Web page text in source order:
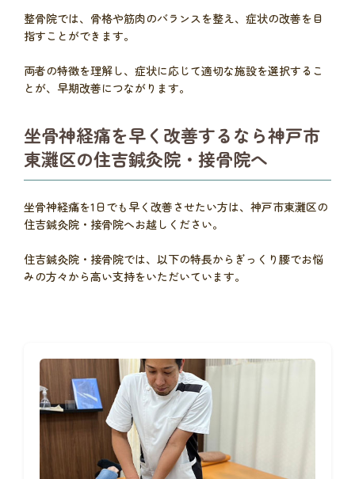
整骨院では、骨格や筋肉のバランスを整え、症状の改善を目
指すことができます。
両者の特徴を理解し、症状に応じて適切な施設を選択するこ
とが、早期改善につながります。
坐骨神経痛を早く改善するなら神戸市
東灘区の住吉鍼灸院・接骨院へ
坐骨神経痛を1日でも早く改善させたい方は、神戸市東灘区の
住吉鍼灸院・接骨院へお越しください。
住吉鍼灸院・接骨院では、以下の特長からぎっくり腰でお悩
みの方々から高い支持をいただいています。